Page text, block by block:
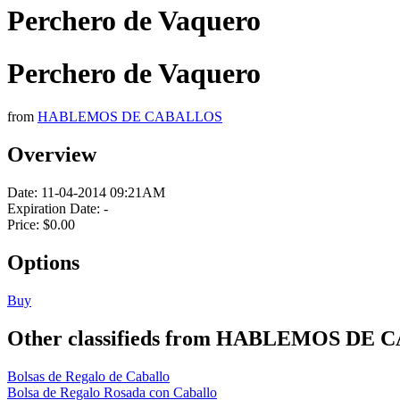
Perchero de Vaquero
Perchero de Vaquero
from HABLEMOS DE CABALLOS
Overview
Date: 11-04-2014 09:21AM
Expiration Date: -
Price: $0.00
Options
Buy
Other classifieds from HABLEMOS DE
Bolsas de Regalo de Caballo
Bolsa de Regalo Rosada con Caballo